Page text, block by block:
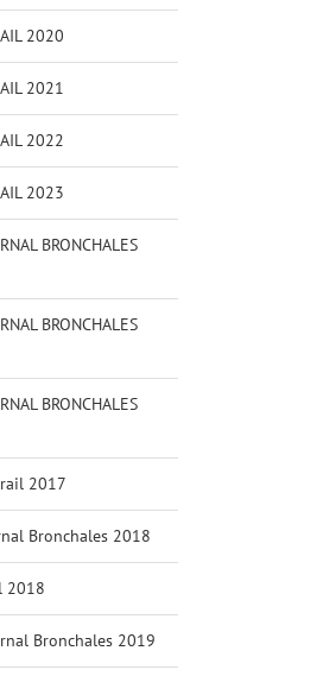
2020
2021
2022
2023
BRONCHALES
BRONCHALES
BRONCHALES
2017
Bronchales 2018
2018
Bronchales 2019